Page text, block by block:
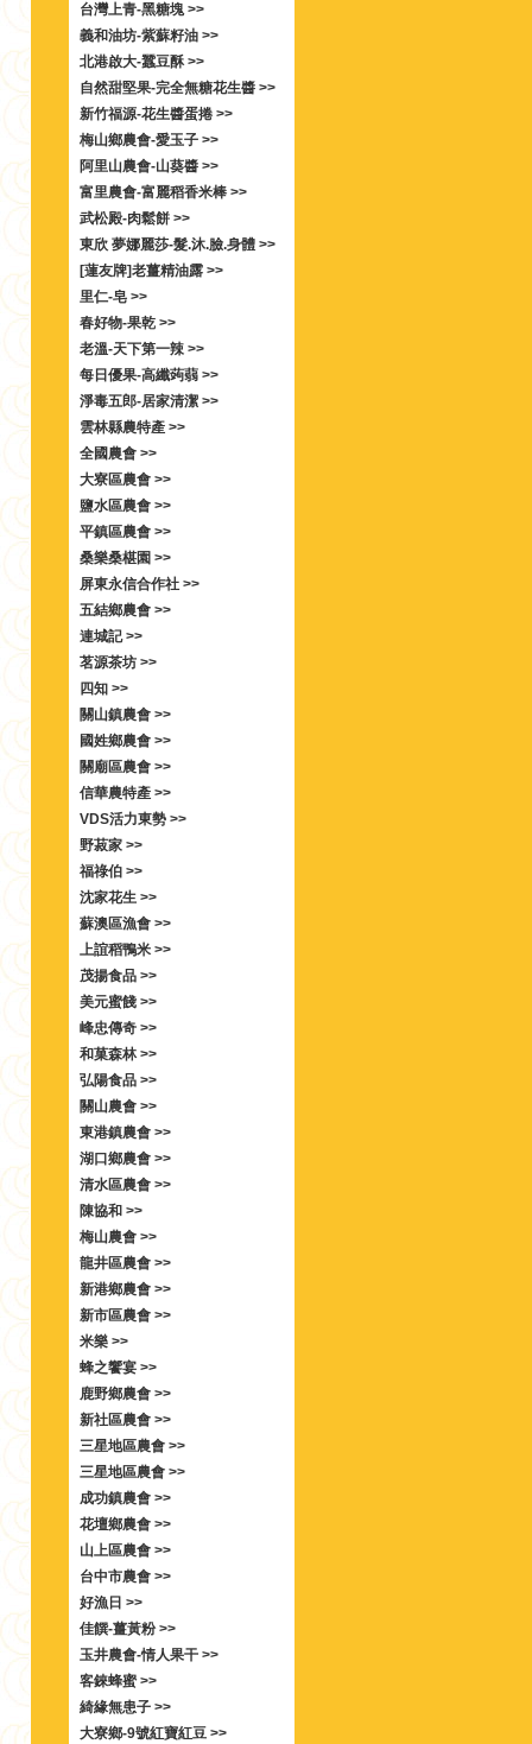
台灣上青-黑糖塊 >>
義和油坊-紫蘇籽油 >>
北港啟大-蠶豆酥 >>
自然甜堅果-完全無糖花生醬 >>
新竹福源-花生醬蛋捲 >>
梅山鄉農會-愛玉子 >>
阿里山農會-山葵醬 >>
富里農會-富麗稻香米棒 >>
武松殿-肉鬆餅 >>
東欣 夢娜麗莎-髮.沐.臉.身體 >>
[蓮友牌]老薑精油露 >>
里仁-皂 >>
春好物-果乾 >>
老溫-天下第一辣 >>
每日優果-高纖蒟蒻 >>
淨毒五郎-居家清潔 >>
雲林縣農特產 >>
全國農會 >>
大寮區農會 >>
鹽水區農會 >>
平鎮區農會 >>
桑樂桑椹園 >>
屏東永信合作社 >>
五結鄉農會 >>
連城記 >>
茗源茶坊 >>
四知 >>
關山鎮農會 >>
國姓鄉農會 >>
關廟區農會 >>
信華農特產 >>
VDS活力東勢 >>
野菽家 >>
福祿伯 >>
沈家花生 >>
蘇澳區漁會 >>
上誼稻鴨米 >>
茂揚食品 >>
美元蜜餞 >>
峰忠傳奇 >>
和菓森林 >>
弘陽食品 >>
關山農會 >>
東港鎮農會 >>
湖口鄉農會 >>
清水區農會 >>
陳協和 >>
梅山農會 >>
龍井區農會 >>
新港鄉農會 >>
新市區農會 >>
米樂 >>
蜂之饗宴 >>
鹿野鄉農會 >>
新社區農會 >>
三星地區農會 >>
三星地區農會 >>
成功鎮農會 >>
花壇鄉農會 >>
山上區農會 >>
台中市農會 >>
好漁日 >>
佳饌-薑黃粉 >>
玉井農會-情人果干 >>
客錸蜂蜜 >>
綺緣無患子 >>
大寮鄉-9號紅寶紅豆 >>